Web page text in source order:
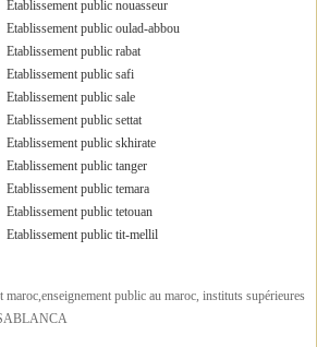
Etablissement public nouasseur
Etablissement public oulad-abbou
Etablissement public rabat
Etablissement public safi
Etablissement public sale
Etablissement public settat
Etablissement public skhirate
Etablissement public tanger
Etablissement public temara
Etablissement public tetouan
Etablissement public tit-mellil
public au maroc, instituts supérieures